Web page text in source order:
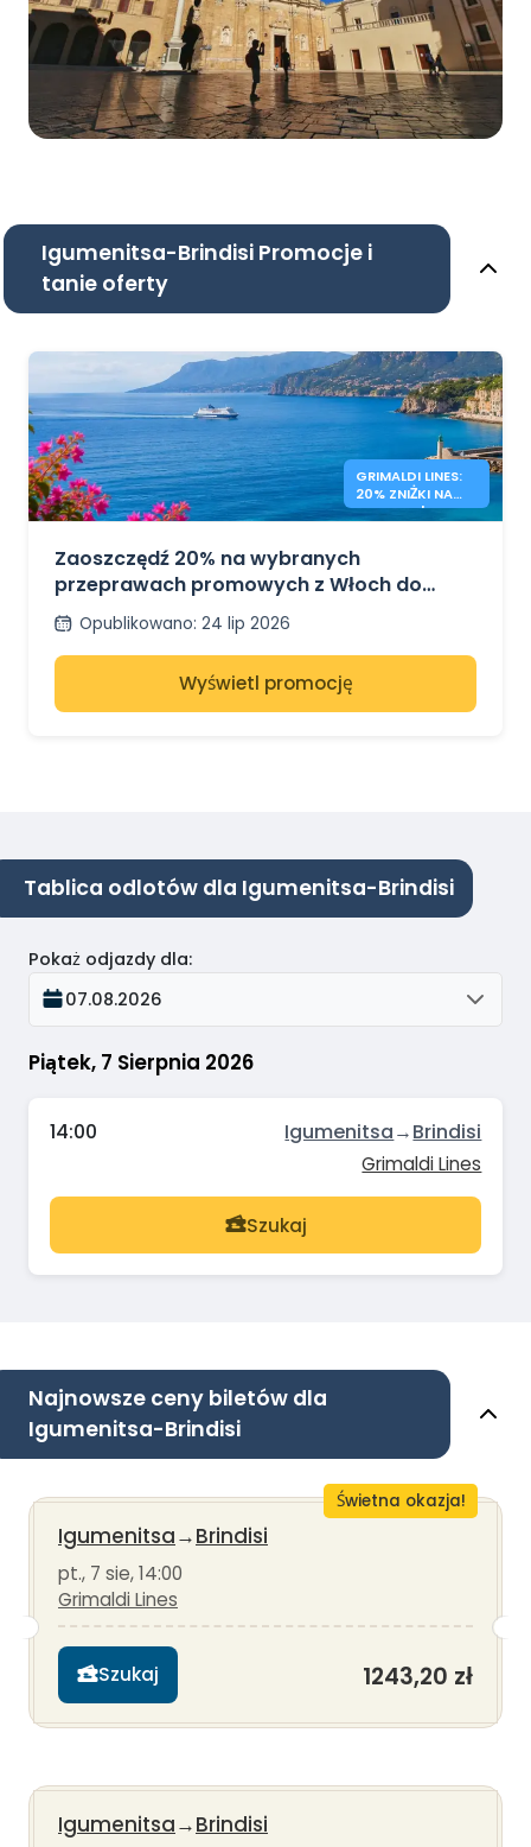
Igumenitsa-Brindisi Promocje i
tanie oferty
GRIMALDI LINES:
20% ZNIŻKI NA
PROMY WŁOCHY
Zaoszczędź 20% na wybranych
przeprawach promowych z Włoch do
Grecji z Grimaldi Lines
Opublikowano: 24 lip 2026
Wyświetl promocję
Tablica odlotów dla Igumenitsa-Brindisi
Piątek, 7 Sierpnia 2026
Pokaż odjazdy dla:
07.08.2026
14:00 Igumenitsa→Brindisi
Grimaldi Lines
Szukaj
Najnowsze ceny biletów dla
Igumenitsa-Brindisi
Świetna okazja!
Igumenitsa→Brindisi
pt., 7 sie, 14:00
Grimaldi Lines
Szukaj 1243,20 zł
Igumenitsa→Brindisi